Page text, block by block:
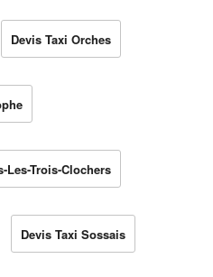
Devis Taxi Orches
Les-Trois-Clochers
Devis Taxi Sossais